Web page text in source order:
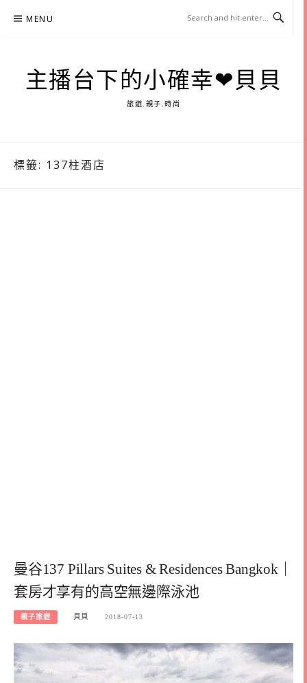
MENU
主播台下的小確幸❤貝貝
旅遊.親子.時尚
標籤: 137柱酒店
曼谷137 Pillars Suites & Residences Bangkok｜
套房才享有的高空無邊際泳池
親子旅遊 貝貝 2018-07-13